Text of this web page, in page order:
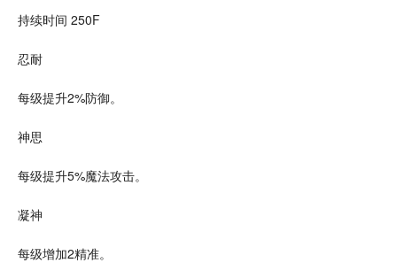
持续时间 250F
忍耐
每级提升2%防御。
神思
每级提升5%魔法攻击。
凝神
每级增加2精准。